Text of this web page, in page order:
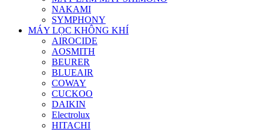
NAKAMI
SYMPHONY
MÁY LỌC KHÔNG KHÍ
AIROCIDE
AOSMITH
BEURER
BLUEAIR
COWAY
CUCKOO
DAIKIN
Electrolux
HITACHI